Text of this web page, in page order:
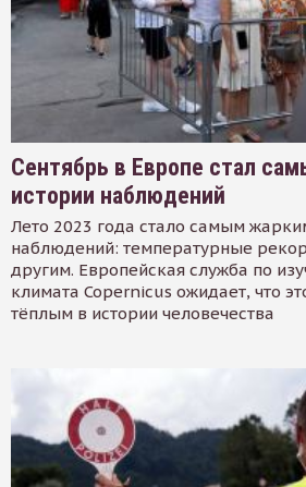
Сентябрь в Европе стал
истории наблюдений
Лето 2023 года стало самым
наблюдений: температурные
другим. Европейская служба по
климата Copernicus ожидает, что
тёплым в истории человечества